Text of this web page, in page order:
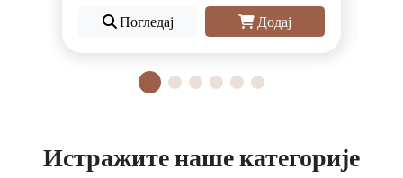
Погледај
Додај
Истражите наше категорије